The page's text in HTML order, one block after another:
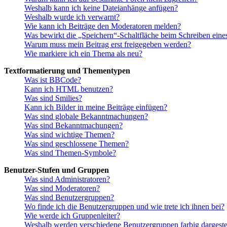
Weshalb kann ich keine Dateianhänge anfügen?
Weshalb wurde ich verwarnt?
Wie kann ich Beiträge den Moderatoren melden?
Was bewirkt die „Speichern“-Schaltfläche beim Schreiben
Warum muss mein Beitrag erst freigegeben werden?
Wie markiere ich ein Thema als neu?
Textformatierung und Thementypen
Was ist BBCode?
Kann ich HTML benutzen?
Was sind Smilies?
Kann ich Bilder in meine Beiträge einfügen?
Was sind globale Bekanntmachungen?
Was sind Bekanntmachungen?
Was sind wichtige Themen?
Was sind geschlossene Themen?
Was sind Themen-Symbole?
Benutzer-Stufen und Gruppen
Was sind Administratoren?
Was sind Moderatoren?
Was sind Benutzergruppen?
Wo finde ich die Benutzergruppen und wie trete ich ihnen bei?
Wie werde ich Gruppenleiter?
Weshalb werden verschiedene Benutzergruppen farbig